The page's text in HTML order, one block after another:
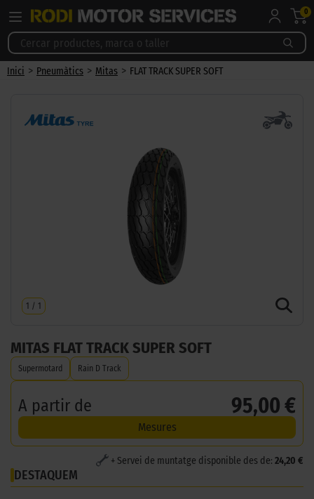
0
Inici > Pneumàtics > Mitas > FLAT TRACK SUPER SOFT
1 / 1
MITAS FLAT TRACK SUPER SOFT
Supermotard Rain D Track
A partir de 95,00 €
Mesures
+ Servei de muntatge disponible des de: 24,20 €
DESTAQUEM